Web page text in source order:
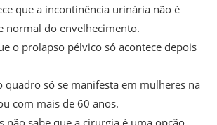
que a incontinência urinária não é
normal do envelhecimento.
o prolapso pélvico só acontece depois
quadro só se manifesta em mulheres na
com mais de 60 anos.